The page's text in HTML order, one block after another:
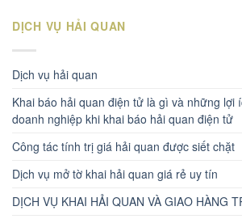
DỊCH VỤ HẢI QUAN
Dịch vụ hải quan
Khai báo hải quan điện tử là gì và những lợi
doanh nghiệp khi khai báo hải quan điện tử
Công tác tính trị giá hải quan được siết chặt
Dịch vụ mở tờ khai hải quan giá rẻ uy tín
DỊCH VỤ KHAI HẢI QUAN VÀ GIAO HÀNG